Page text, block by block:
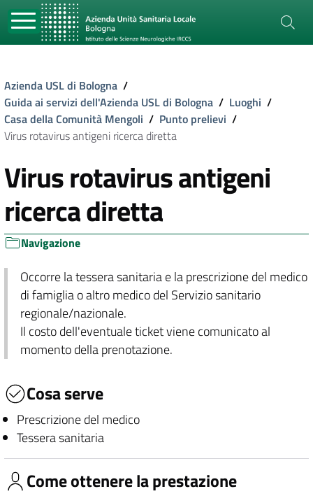
Azienda USL di Bologna /
Guida ai servizi dell'Azienda USL di Bologna / Luoghi /
Casa della Comunità Mengoli / Punto prelievi /
Virus rotavirus antigeni ricerca diretta
Virus rotavirus antigeni
ricerca diretta
Navigazione
Occorre la tessera sanitaria e la prescrizione del medico
di famiglia o altro medico del Servizio sanitario
regionale/nazionale.
Il costo dell'eventuale ticket viene comunicato al
momento della prenotazione.
Cosa serve
Prescrizione del medico
Tessera sanitaria
Come ottenere la prestazione